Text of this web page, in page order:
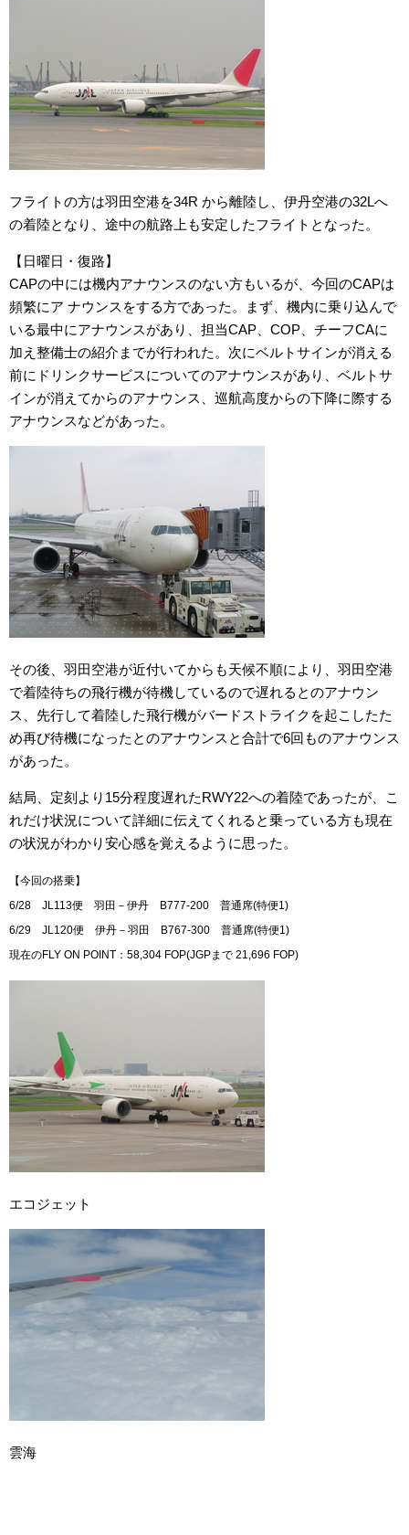
フライトの方は羽田空港を34R から離陸し、伊丹空港の32Lへ
の着陸となり、途中の航路上も安定したフライトとなった。
【日曜日・復路】
CAPの中には機内アナウンスのない方もいるが、今回のCAPは
頻繁にア ナウンスをする方であった。まず、機内に乗り込んで
いる最中にアナウンスがあり、担当CAP、COP、チーフCAに
加え整備士の紹介までが行われた。次にベルトサインが消える
前にドリンクサービスについてのアナウンスがあり、ベルトサ
インが消えてからのアナウンス、巡航高度からの下降に際する
アナウンスなどがあった。
その後、羽田空港が近付いてからも天候不順により、羽田空港
で着陸待ちの飛行機が待機しているので遅れるとのアナウン
ス、先行して着陸した飛行機がバードストライクを起こしたた
め再び待機になったとのアナウンスと合計で6回ものアナウンス
があった。
結局、定刻より15分程度遅れたRWY22への着陸であったが、こ
れだけ状況について詳細に伝えてくれると乗っている方も現在
の状況がわかり安心感を覚えるように思った。
【今回の搭乗】
6/28 JL113便 羽田－伊丹 B777-200 普通席(特便1)
6/29 JL120便 伊丹－羽田 B767-300 普通席(特便1)
現在のFLY ON POINT：58,304 FOP(JGPまで 21,696 FOP)
エコジェット
雲海